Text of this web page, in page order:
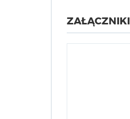
ZAŁĄCZNIKI